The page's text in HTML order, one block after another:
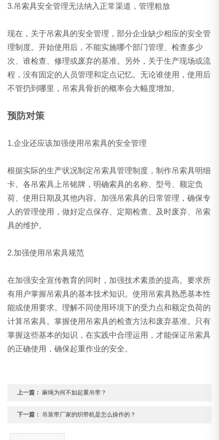
3.吊索具安全管理无法纳入正常渠道，管理粗放
现在，关于吊索具的安全管理，部分企业缺少相应的安全管
理制度。开始使用后，不能实施哪个部门管理、检查多少
次、谁检查、修理或废弃的基准。另外，关于生产现场或流
程，没有固定的人员管理和定点记忆。无论谁使用，使用后
不管扔到哪里，吊索具骨折的概率会大幅度增加。
预防对策
1.企业还应该加强使用吊索具的安全管理
根据实际的生产状况制定吊索具管理制度，制作吊索具明细
卡。各吊索具上吊铭牌，明确索具的名称、型号、额定负
荷、使用日期及其他内容。加强吊索具的日常管理，确保专
人的管理使用，做好定点保存、定期检查、及时废弃、吊索
具的维护。
2.加强使用吊索具规范
在加强安全宣传教育的同时，加强技术素质的提高。要求所
有用户掌握吊索具的基本技术知识。使用吊索具熟悉基本性
能或使用要求。理解不同使用环境下的受力点和额定负荷的
计算吊索具。掌握使用吊索具的检查方法和废弃基准。只有
掌握这些基本的知识，在实践中合理运用，才能保证吊索具
的正确使用，确保起重作业的安全。
上一篇： 麻绳为何不如起重吊带？
下一篇： 吊装带厂家的织带机是怎么操作的？